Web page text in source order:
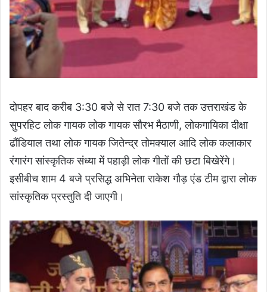
दोपहर बाद करीब 3:30 बजे से रात 7:30 बजे तक उत्तराखंड के
सुपरहिट लोक गायक लोक गायक सौरभ मैठाणी, लोकगायिका दीक्षा
ढौंडियाल तथा लोक गायक जितेन्द्र तोमक्याल आदि लोक कलाकार
रंगारंग सांस्कृतिक संध्या में पहाड़ी लोक गीतों की छटा बिखेरेंगे।
इसीबीच शाम 4 बजे प्रसिद्ध अभिनेता राकेश गौड़ एंड टीम द्वारा लोक
सांस्कृतिक प्रस्तुति दी जाएगी।